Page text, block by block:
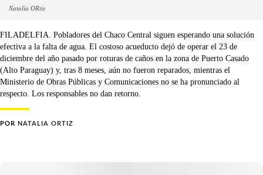
Natalia ORtiz
FILADELFIA. Pobladores del Chaco Central siguen esperando una solución
efectiva a la falta de agua. El costoso acueducto dejó de operar el 23 de
diciembre del año pasado por roturas de caños en la zona de Puerto Casado
(Alto Paraguay) y, tras 8 meses, aún no fueron reparados, mientras el
Ministerio de Obras Públicas y Comunicaciones no se ha pronunciado al
respecto. Los responsables no dan retorno.
POR NATALIA ORTIZ